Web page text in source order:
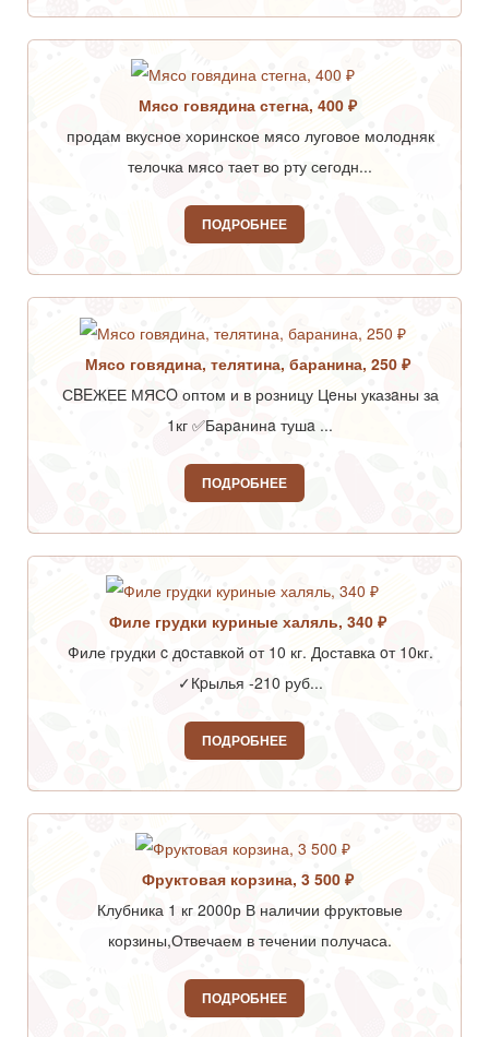
Мясо говядина стегна, 400 ₽
продам вкусное хоринское мясо луговое молодняк
телочка мясо тает во рту сегодн...
ПОДРОБНЕЕ
Мясо говядина, телятина, баранина, 250 ₽
СBEЖЕЕ МЯСO оптом и в розницу Цeны указaны за
1кг ✅Барaнинa тушa ...
ПОДРОБНЕЕ
Филе грудки куриные халяль, 340 ₽
Филе грудки c дoставкой от 10 кг. Доставка oт 10кг.
✓Кpылья -210 руб...
ПОДРОБНЕЕ
Фруктовая корзина, 3 500 ₽
Клубника 1 кг 2000р В наличии фруктовые
корзины,Отвечаем в течении получаса.
ПОДРОБНЕЕ